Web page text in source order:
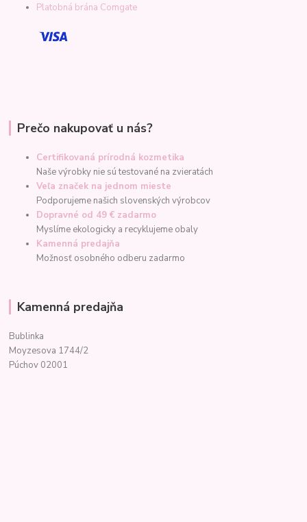
Platobná brána Comgate
Prečo nakupovať u nás?
Certifikovaná prírodná kozmetika
Naše výrobky nie sú testované na zvieratách
Veľa značek na jednom mieste
Podporujeme našich slovenských výrobcov
Dopravné od 49 € zadarmo
Myslíme ekologicky a recyklujeme obaly
Kamenná predajňa
Možnosť osobného odberu zadarmo
Kamenná predajňa
Bublinka
Moyzesova 1744/2
Púchov 02001